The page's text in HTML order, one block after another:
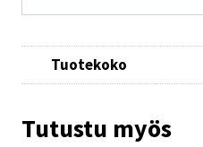
Tuotekoko
Tutustu myös